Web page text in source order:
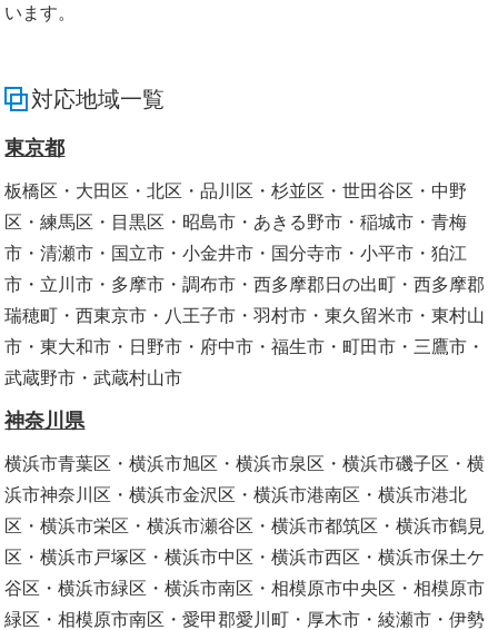
います。
対応地域一覧
東京都
板橋区・大田区・北区・品川区・杉並区・世田谷区・中野
区・練馬区・目黒区・昭島市・あきる野市・稲城市・青梅
市・清瀬市・国立市・小金井市・国分寺市・小平市・狛江
市・立川市・多摩市・調布市・西多摩郡日の出町・西多摩郡
瑞穂町・西東京市・八王子市・羽村市・東久留米市・東村山
市・東大和市・日野市・府中市・福生市・町田市・三鷹市・
武蔵野市・武蔵村山市
神奈川県
横浜市青葉区・横浜市旭区・横浜市泉区・横浜市磯子区・横
浜市神奈川区・横浜市金沢区・横浜市港南区・横浜市港北
区・横浜市栄区・横浜市瀬谷区・横浜市都筑区・横浜市鶴見
区・横浜市戸塚区・横浜市中区・横浜市西区・横浜市保土ケ
谷区・横浜市緑区・横浜市南区・相模原市中央区・相模原市
緑区・相模原市南区・愛甲郡愛川町・厚木市・綾瀬市・伊勢